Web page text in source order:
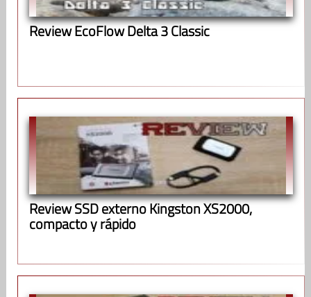
Review EcoFlow Delta 3 Classic
Review SSD externo Kingston XS2000,
compacto y rápido